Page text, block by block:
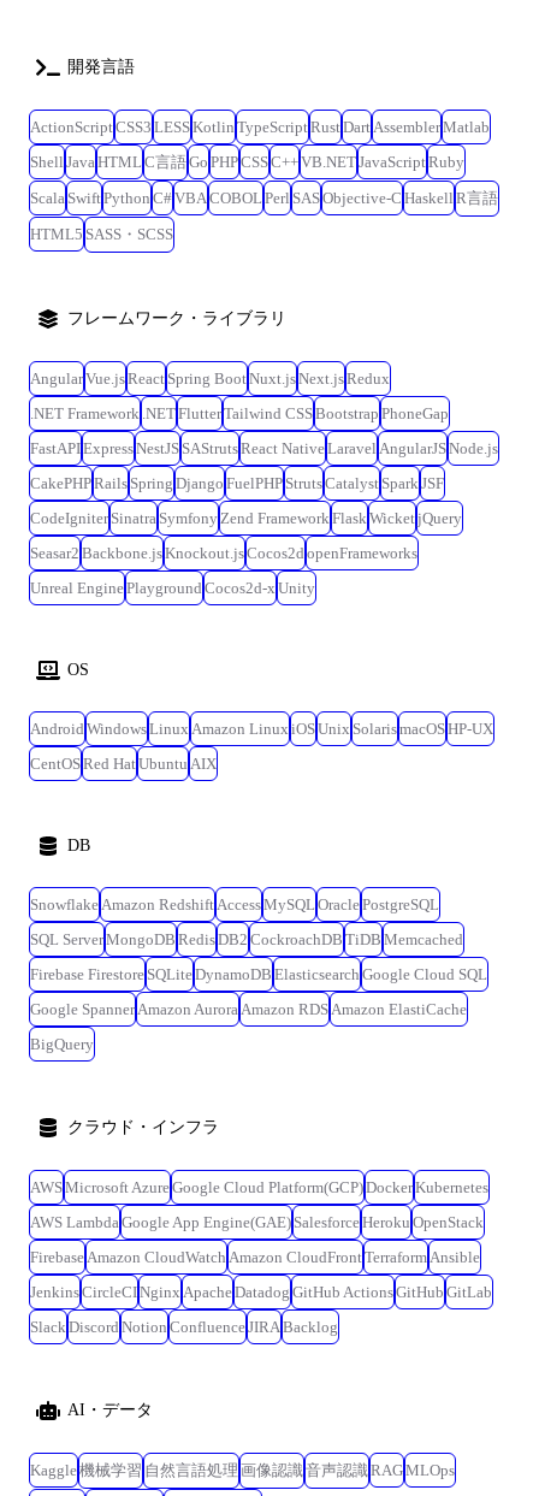
開発言語
ActionScriptCSS3 LESSKotlin TypeScriptRustDartAssemblerMatlab
Shell JavaHTML C言語Go PHPCSSC++VB.NETJavaScriptRuby
Scala SwiftPython C#VBACOBOL Perl SASObjective-C Haskell R言語
HTML5 SASS・SCSS
フレームワーク・ライブラリ
AngularVue.jsReact Spring BootNuxt.jsNext.jsRedux
.NET Framework .NETFlutterTailwind CSSBootstrap PhoneGap
FastAPIExpressNestJS SAStrutsReact NativeLaravel AngularJSNode.js
CakePHPRails Spring Django FuelPHP StrutsCatalyst SparkJSF
CodeIgniter Sinatra SymfonyZend FrameworkFlaskWicketjQuery
Seasar2 Backbone.jsKnockout.jsCocos2d openFrameworks
Unreal EnginePlayground Cocos2d-x Unity
OS
Android WindowsLinux Amazon Linux iOSUnix SolarismacOSHP-UX
CentOSRed HatUbuntu AIX
DB
SnowflakeAmazon RedshiftAccessMySQL OraclePostgreSQL
SQL ServerMongoDB RedisDB2 CockroachDB TiDB Memcached
Firebase Firestore SQLiteDynamoDB Elasticsearch Google Cloud SQL
Google SpannerAmazon AuroraAmazon RDSAmazon ElastiCache
BigQuery
クラウド・インフラ
AWSMicrosoft AzureGoogle Cloud Platform(GCP)DockerKubernetes
AWS LambdaGoogle App Engine(GAE) SalesforceHeroku OpenStack
FirebaseAmazon CloudWatch Amazon CloudFrontTerraformAnsible
JenkinsCircleCINginx ApacheDatadog GitHub ActionsGitHub GitLab
SlackDiscord Notion ConfluenceJIRABacklog
AI・データ
Kaggle機械学習 自然言語処理 画像認識音声認識RAGMLOps